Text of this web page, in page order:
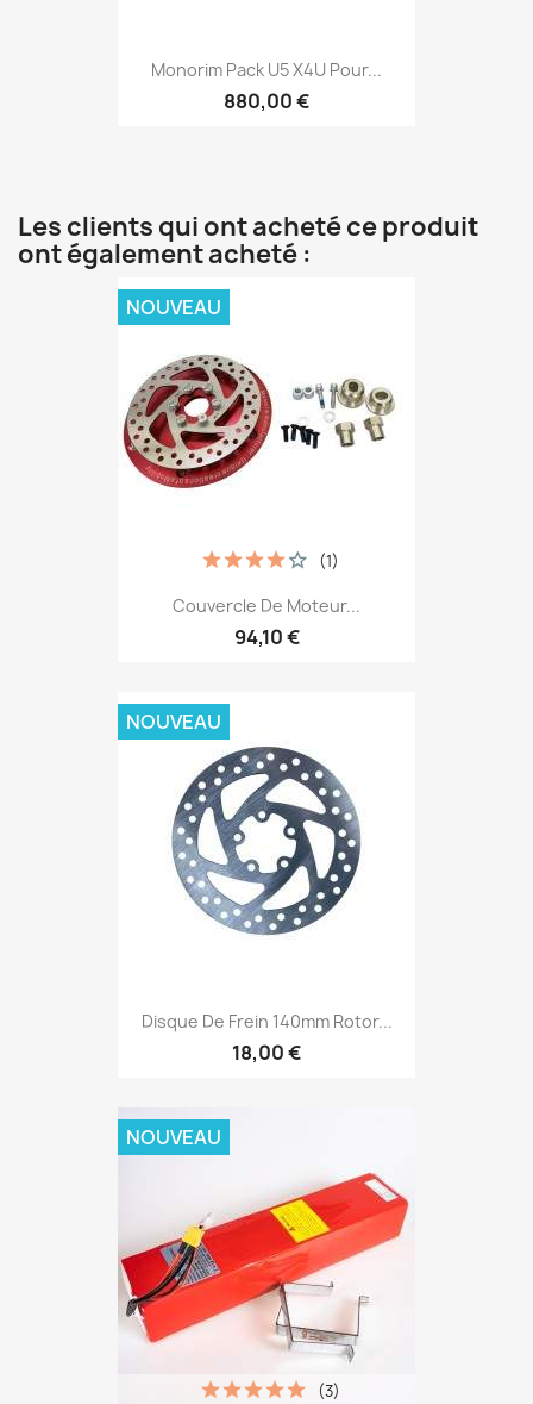
Monorim Pack U5 X4U Pour...
880,00 €
Les clients qui ont acheté ce produit
ont également acheté :
Couvercle De Moteur...
94,10 €
(1)
NOUVEAU
Disque De Frein 140mm Rotor...
18,00 €
NOUVEAU
(3)
NOUVEAU